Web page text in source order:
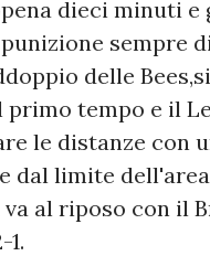
dieci minuti e
sempre
delle
primo tempo e il
le distanze con
dal limite
al riposo con il
1.